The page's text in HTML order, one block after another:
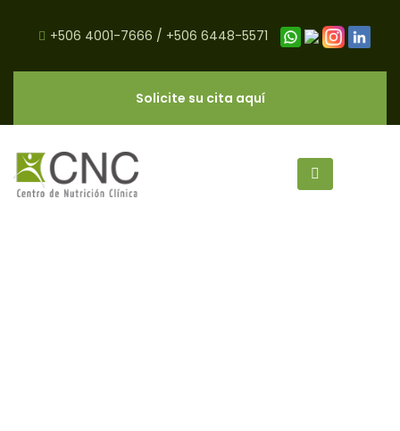
+506 4001-7666 / +506 6448-5571
Solicite su cita aquí